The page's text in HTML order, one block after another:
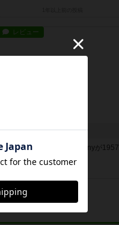
レビュー
リスク
フランスのMiro Companyが1957
年に出版した『La Co...